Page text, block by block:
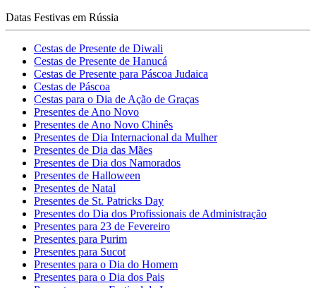
Datas Festivas em Rússia
Cestas de Presente de Diwali
Cestas de Presente de Hanucá
Cestas de Presente para Páscoa Judaica
Cestas de Páscoa
Cestas para o Dia de Ação de Graças
Presentes de Ano Novo
Presentes de Ano Novo Chinês
Presentes de Dia Internacional da Mulher
Presentes de Dia das Mães
Presentes de Dia dos Namorados
Presentes de Halloween
Presentes de Natal
Presentes de St. Patricks Day
Presentes do Dia dos Profissionais de Administração
Presentes para 23 de Fevereiro
Presentes para Purim
Presentes para Sucot
Presentes para o Dia do Homem
Presentes para o Dia dos Pais